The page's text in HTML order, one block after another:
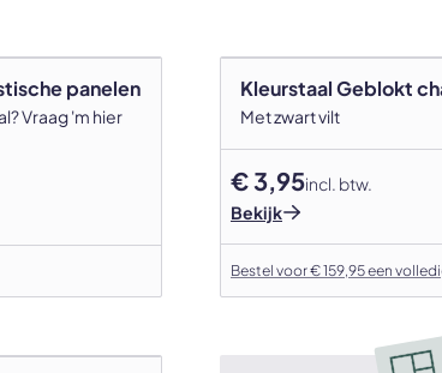
panelen
Vraag 'm hier
Kleurstaal Geblokt
Met zwart vilt
€ 3,95incl. btw.
Bekijk
Bestel voor € 159,95 een